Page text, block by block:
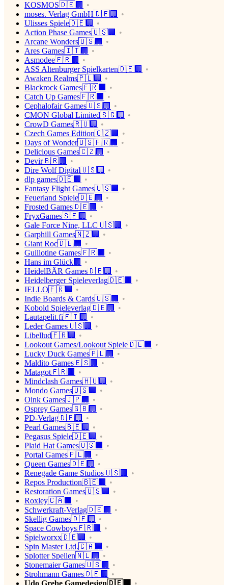
KOSMOS🇩🇪🏢
moses. Verlag GmbH🇩🇪🏢
Ulisses Spiele🇩🇪🏢
Action Phase Games🇺🇸🏢
Arcane Wonders🇺🇸🏢
Ares Games🇮🇹🏢
Asmodee🇫🇷🏢
ASS Altenburger Spielkarten🇩🇪🏢
Awaken Realms🇵🇱🏢
Blackrock Games🇫🇷🏢
Catch Up Games🇫🇷🏢
Cephalofair Games🇺🇸🏢
CMON Global Limited🇸🇬🏢
CrowD Games🇷🇺🏢
Czech Games Edition🇨🇿🏢
Days of Wonder🇺🇸🇫🇷🏢
Delicious Games🇨🇿🏢
Devir🇧🇷🏢
Dire Wolf Digital🇺🇸🏢
dlp games🇩🇪🏢
Fantasy Flight Games🇺🇸🏢
Feuerland Spiele🇩🇪🏢
Frosted Games🇩🇪🏢
FryxGames🇸🇪🏢
Gale Force Nine, LLC🇺🇸🏢
Garphill Games🇳🇿🏢
Giant Roc🇩🇪🏢
Guillotine Games🇫🇷🏢
Hans im Glück🏢
HeidelBÄR Games🇩🇪🏢
Heidelberger Spieleverlag🇩🇪🏢
IELLO🇫🇷🏢
Indie Boards & Cards🇺🇸🏢
Kobold Spieleverlag🇩🇪🏢
Lautapelit.fi🇫🇮🏢
Leder Games🇺🇸🏢
Libellud🇫🇷🏢
Lookout Games/Lookout Spiele🇩🇪🏢
Lucky Duck Games🇵🇱🏢
Maldito Games🇪🇸🏢
Matagot🇫🇷🏢
Mindclash Games🇭🇺🏢
Mondo Games🇺🇸🏢
Oink Games🇯🇵🏢
Osprey Games🇬🇧🏢
PD-Verlag🇩🇪🏢
Pearl Games🇧🇪🏢
Pegasus Spiele🇩🇪🏢
Plaid Hat Games🇺🇸🏢
Portal Games🇵🇱🏢
Queen Games🇩🇪🏢
Renegade Game Studios🇺🇸🏢
Repos Production🇧🇪🏢
Restoration Games🇺🇸🏢
Roxley🇨🇦🏢
Schwerkraft-Verlag🇩🇪🏢
Skellig Games🇩🇪🏢
Space Cowboys🇫🇷🏢
Spielworxx🇩🇪🏢
Spin Master Ltd.🇨🇦🏢
Splotter Spellen🇳🇱🏢
Stonemaier Games🇺🇸🏢
Strohmann Games🇩🇪🏢